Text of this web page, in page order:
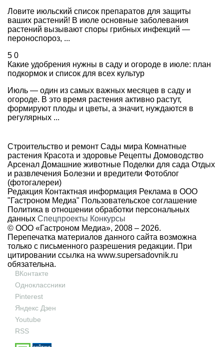
Ловите июльский список препаратов для защиты
ваших растений! В июле основные заболевания
растений вызывают споры грибных инфекций —
пероноспороз, ...
5 0
Какие удобрения нужны в саду и огороде в июле: план
подкормок и список для всех культур
Июль — один из самых важных месяцев в саду и
огороде. В это время растения активно растут,
формируют плоды и цветы, а значит, нуждаются в
регулярных ...
Строительство и ремонт Сады мира Комнатные
растения Красота и здоровье Рецепты Домоводство
Арсенал Домашние животные Поделки для сада Отдых
и развлечения Болезни и вредители Фотоблог
(фотогалереи)
Редакция Контактная информация Реклама в ООО
"Гастроном Медиа" Пользовательское соглашение
Политика в отношении обработки персональных
данных Спецпроекты Конкурсы
© ООО «Гастроном Медиа», 2008 – 2026.
Перепечатка материалов данного сайта возможна
только с письменного разрешения редакции. При
цитировании ссылка на www.supersadovnik.ru
обязательна.
ВКонтакте
Одноклассники
Pinterest
Яндекс Дзен
Youtube
RSS